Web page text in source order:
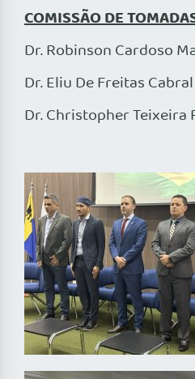
COMISSÃO DE
Dr. Robinson Cardoso
Dr. Eliu De Freitas Cabral
Dr. Christopher Teixeira